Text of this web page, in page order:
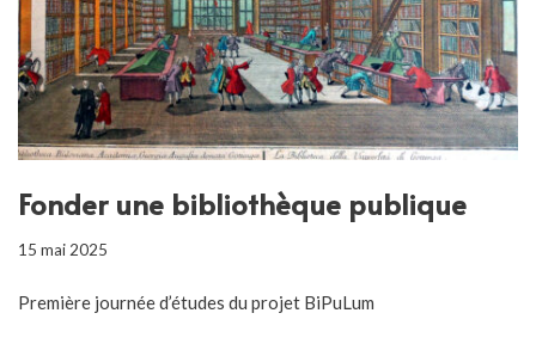
Fonder une bibliothèque publique
15 mai 2025
Première journée d’études du projet BiPuLum